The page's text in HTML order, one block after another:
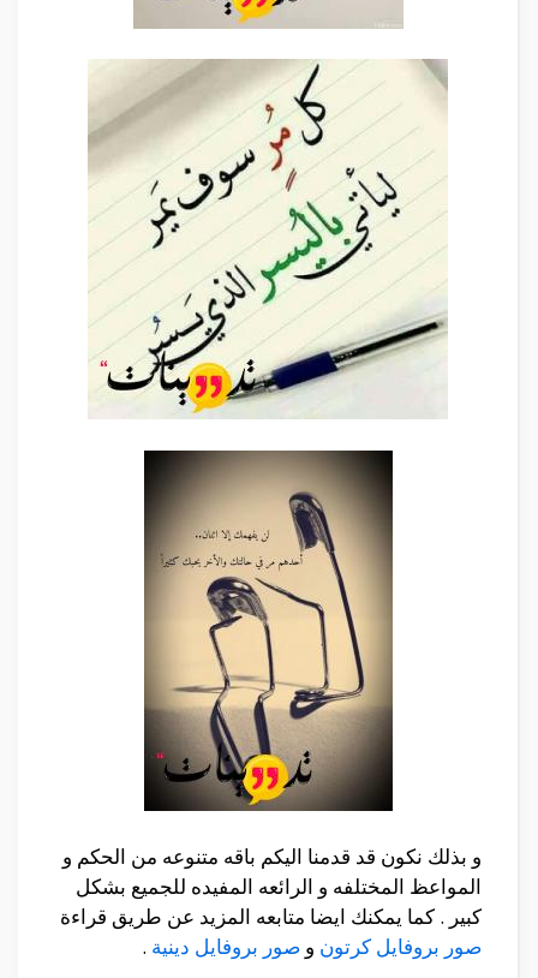
و بذلك نكون قد قدمنا اليكم باقه متنوعه من الحكم و
المواعظ المختلفه و الرائعه المفيده للجميع بشكل
كبير . كما يمكنك ايضا متابعه المزيد عن طريق قراءة
صور بروفايل كرتون و صور بروفايل دينية .